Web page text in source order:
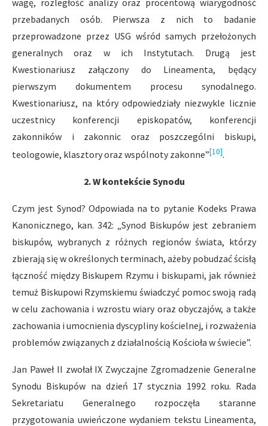
przebadanych osób. Pierwsza z nich to badanie
przeprowadzone przez USG wśród samych przełożonych
generalnych oraz w ich Instytutach. Drugą jest
Kwestionariusz załączony do Lineamenta, będący
pierwszym dokumentem procesu synodalnego.
Kwestionariusz, na który odpowiedziały niezwykle licznie
uczestnicy konferencji episkopatów, konferencji
zakonników i zakonnic oraz poszczególni biskupi,
teologowie, klasztory oraz wspólnoty zakonne”[10].
2. W kontekście Synodu
Czym jest Synod? Odpowiada na to pytanie Kodeks Prawa
Kanonicznego, kan. 342: „Synod Biskupów jest zebraniem
biskupów, wybranych z różnych regionów świata, którzy
zbierają się w określonych terminach, ażeby pobudzać ścisłą
łączność między Biskupem Rzymu i biskupami, jak również
temuż Biskupowi Rzymskiemu świadczyć pomoc swoją radą
w celu zachowania i wzrostu wiary oraz obyczajów, a także
zachowania i umocnienia dyscypliny kościelnej, i rozważenia
problemów związanych z działalnością Kościoła w świecie”.
Jan Paweł II zwołał IX Zwyczajne Zgromadzenie Generalne
Synodu Biskupów na dzień 17 stycznia 1992 roku. Rada
Sekretariatu Generalnego rozpoczęła staranne
przygotowania uwieńczone wydaniem tekstu Lineamenta,